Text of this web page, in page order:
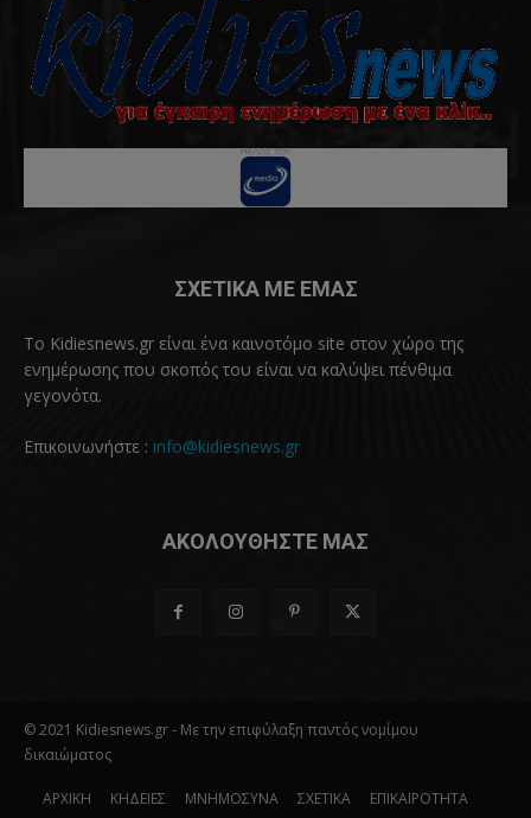
ΣΧΕΤΙΚΑ ΜΕ ΕΜΑΣ
Το Kidiesnews.gr είναι ένα καινοτόμο site στον χώρο της
ενημέρωσης που σκοπός του είναι να καλύψει πένθιμα
γεγονότα.
Επικοινωνήστε : info@kidiesnews.gr
ΑΚΟΛΟΥΘΗΣΤΕ ΜΑΣ
© 2021 Kidiesnews.gr - Με την επιφύλαξη παντός νομίμου
δικαιώματος
ΑΡΧΙΚΗ ΚΗΔΕΙΕΣ ΜΝΗΜΟΣΥΝΑ ΣΧΕΤΙΚΑ
ΕΠΙΚΑΙΡΟΤΗΤΑ